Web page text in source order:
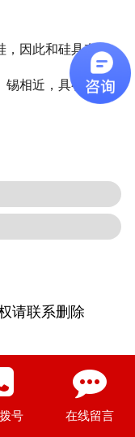
，因此和硅具有相
锡相近，具有半导
请联系删除
号 在线留言